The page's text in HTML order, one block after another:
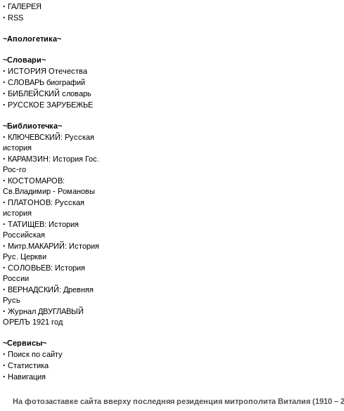
· ГАЛЕРЕЯ
· RSS
~Апологетика~
~Словари~
· ИСТОРИЯ Отечества
· СЛОВАРЬ биографий
· БИБЛЕЙСКИЙ словарь
· РУССКОЕ ЗАРУБЕЖЬЕ
~Библиотечка~
· КЛЮЧЕВСКИЙ: Русская
история
· КАРАМЗИН: История Гос.
Рос-го
· КОСТОМАРОВ:
Св.Владимир - Романовы
· ПЛАТОНОВ: Русская
история
· ТАТИЩЕВ: История
Российская
· Митр.МАКАРИЙ: История
Рус. Церкви
· СОЛОВЬЕВ: История
России
· ВЕРНАДСКИЙ: Древняя
Русь
· Журнал ДВУГЛАВЫЙ
ОРЕЛЪ 1921 год
~Сервисы~
· Поиск по сайту
· Статистика
· Навигация
На фотозаставке сайта вверху последняя резиденция митрополита Виталия